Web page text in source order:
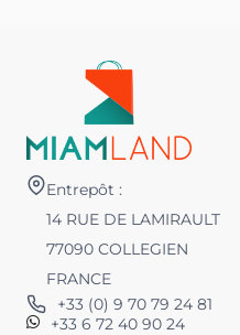
Entrepôt :
14 RUE DE LAMIRAULT
77090 COLLEGIEN
FRANCE
+33 (0) 9 70 79 24 81
+33 6 72 40 90 24